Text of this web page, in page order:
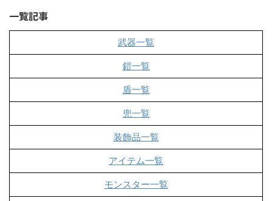
一覧記事
武器一覧
鎧一覧
盾一覧
兜一覧
装飾品一覧
アイテム一覧
モンスター一覧